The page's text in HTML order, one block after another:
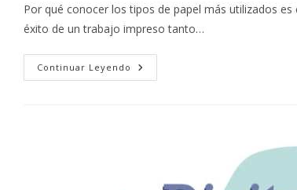
entrada:
entrada:
Por qué conocer los tipos de papel más utilizados
éxito de un trabajo impreso tanto…
Continuar Leyendo Tipos
De